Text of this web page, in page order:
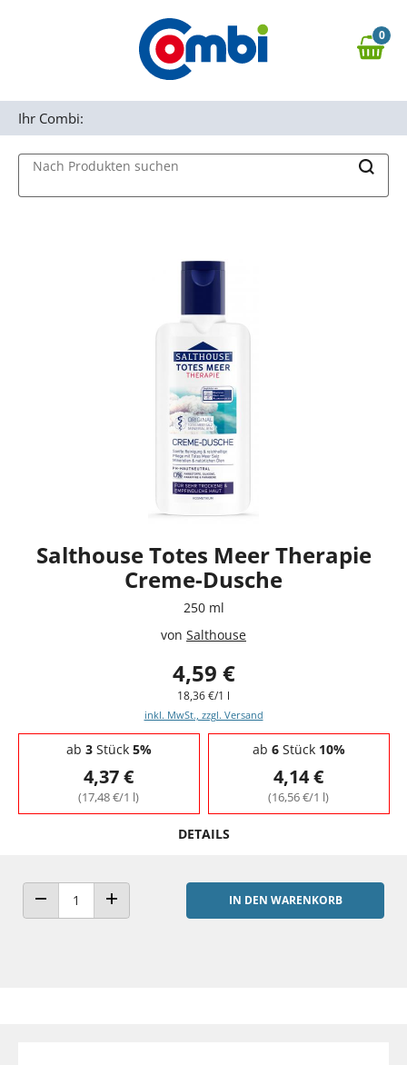
Zur Navigation springen
0,00 €
0
Nach Produkten suchen
Ihr Combi:
Salthouse Totes Meer Therapie
Creme-Dusche
250 ml
von Salthouse
4,59 €
18,36 €/1 l
inkl. MwSt., zzgl. Versand
Staffelpreise - Mengenrabatt
ab 3Stück 5%
4,37 €
(17,48 €/1 l)
ab 6Stück 10%
4,14 €
(16,56 €/1 l)
DETAILS
ANZAHL VERRINGERNANZAHL ERHÖHEN
IN DEN WARENKORB